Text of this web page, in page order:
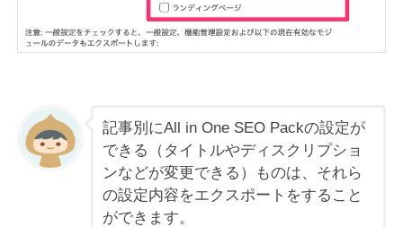
記事別にAll in One SEO Packの設定が
できる（タイトルやディスクリプショ
ンなどが変更できる）ものは、それら
の設定内容をエクスポートをすること
ができます。